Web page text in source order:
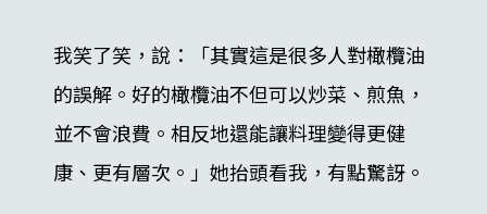
我笑了笑，說：「其實這是很多人對橄欖油
的誤解。好的橄欖油不但可以炒菜、煎魚，
並不會浪費。相反地還能讓料理變得更健
康、更有層次。」她抬頭看我，有點驚訝。